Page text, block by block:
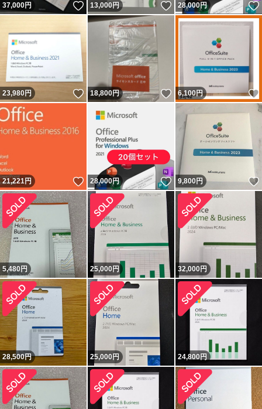
37,000円 いいね！
13,000円 いいね！
28,000円
23,980円 いいね！
18,800円 いいね！
6,100円
21,221円 いいね！
28,000円 いいね！
9,800円
5,480円 25,000円 32,000円
28,500円 25,000円 24,800円